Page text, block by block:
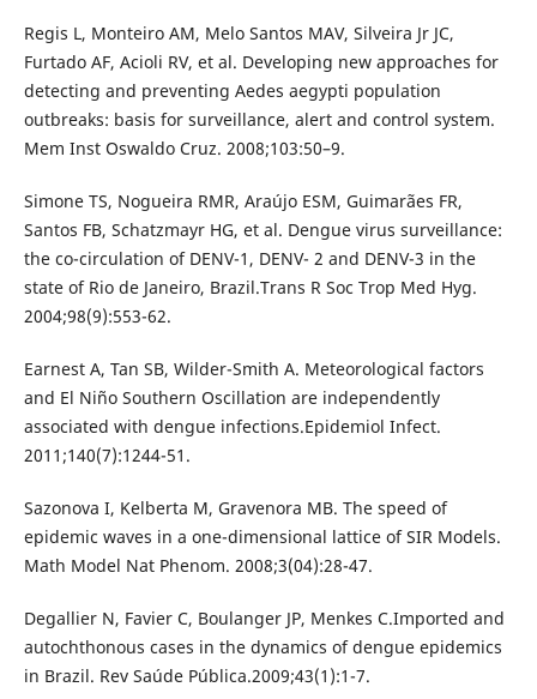
Regis L, Monteiro AM, Melo Santos MAV, Silveira Jr JC,
Furtado AF, Acioli RV, et al. Developing new approaches for
detecting and preventing Aedes aegypti population
outbreaks: basis for surveillance, alert and control system.
Mem Inst Oswaldo Cruz. 2008;103:50–9.
Simone TS, Nogueira RMR, Araújo ESM, Guimarães FR,
Santos FB, Schatzmayr HG, et al. Dengue virus surveillance:
the co-circulation of DENV-1, DENV- 2 and DENV-3 in the
state of Rio de Janeiro, Brazil.Trans R Soc Trop Med Hyg.
2004;98(9):553-62.
Earnest A, Tan SB, Wilder-Smith A. Meteorological factors
and El Niño Southern Oscillation are independently
associated with dengue infections.Epidemiol Infect.
2011;140(7):1244-51.
Sazonova I, Kelberta M, Gravenora MB. The speed of
epidemic waves in a one-dimensional lattice of SIR Models.
Math Model Nat Phenom. 2008;3(04):28-47.
Degallier N, Favier C, Boulanger JP, Menkes C.Imported and
autochthonous cases in the dynamics of dengue epidemics
in Brazil. Rev Saúde Pública.2009;43(1):1-7.